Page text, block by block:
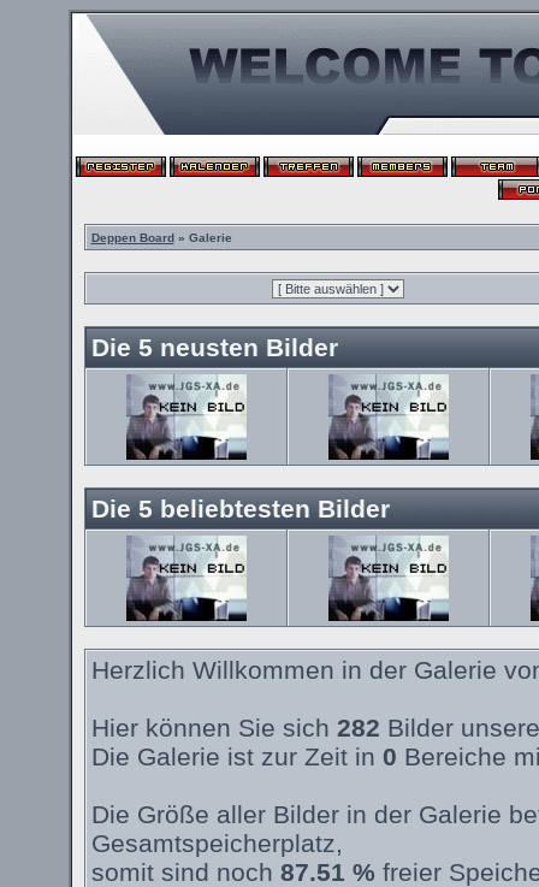
Deppen Board» Galerie
Die 5 neusten Bilder
Die 5 beliebtesten Bilder
Herzlich Willkommen in der Galerie
Hier können Sie sich 282 Bilder
Die Galerie ist zur Zeit in 0 Bereiche
Die Größe aller Bilder in der Galerie
Gesamtspeicherplatz,
somit sind noch 87.51 % freier